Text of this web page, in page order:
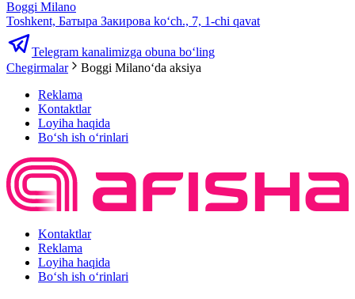
Boggi Milano
Toshkent, Батыра Закирова ko‘ch., 7, 1-chi qavat
Telegram kanalimizga obuna bo‘ling
Chegirmalar
Boggi Milanoʻda aksiya
Reklama
Kontaktlar
Loyiha haqida
Bo‘sh ish o‘rinlari
Kontaktlar
Reklama
Loyiha haqida
Bo‘sh ish o‘rinlari